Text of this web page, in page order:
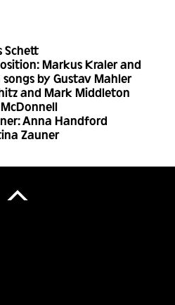
Schett
Markus Kraler and
by Gustav Mahler
and Mark Middleton
Anna Handford
Zauner
Back
to